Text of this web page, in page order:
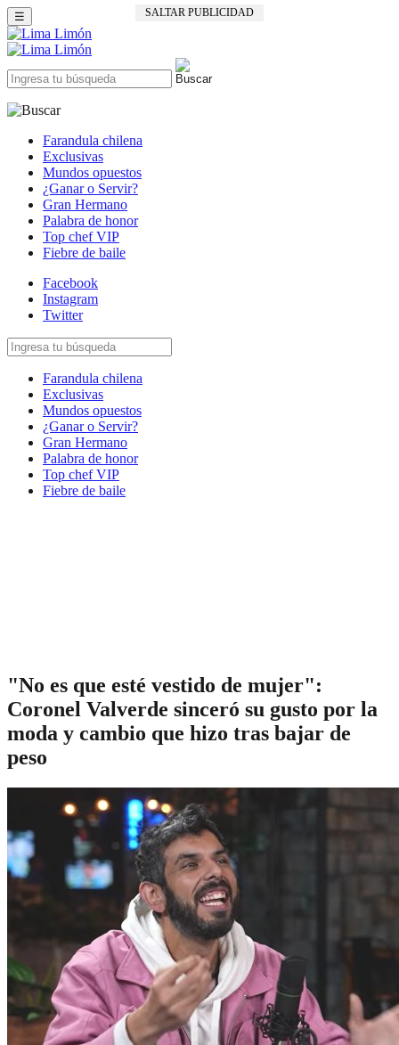
SALTAR PUBLICIDAD
☰
Farandula chilena
Exclusivas
Mundos opuestos
¿Ganar o Servir?
Gran Hermano
Palabra de honor
Top chef VIP
Fiebre de baile
Facebook
Instagram
Twitter
Farandula chilena
Exclusivas
Mundos opuestos
¿Ganar o Servir?
Gran Hermano
Palabra de honor
Top chef VIP
Fiebre de baile
"No es que esté vestido de mujer":
Coronel Valverde sinceró su gusto por la
moda y cambio que hizo tras bajar de
peso